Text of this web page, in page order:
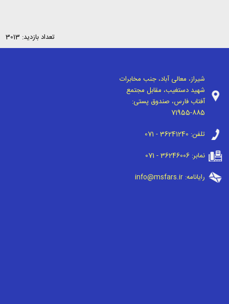
تعداد بازدید: 3013
شیراز، معالی آباد، جنب مخابرات
شهید دستغیب، مقابل مجتمع
آفتاب فارس، صندوق پستی:
71955-885
تلفن: 071 - 36241240
نمابر:071 - 36246006
رایانامه:info@msfars.ir